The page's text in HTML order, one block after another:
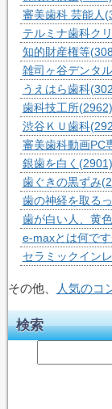
審美歯科 芸能人
テルミナ歯科ク
知的財産権等
雑司ヶ谷デンタ
うえはら歯科
歯科技工所(2962)
渋谷ＫＵ歯科
審美歯科動画PC
銀歯を白く (2901)
歯ぐきの黒ずみ
歯の神経を取る
歯が白い人、黄
e-maxとは何です
セラミックイン
その他、 人気のコ
検索